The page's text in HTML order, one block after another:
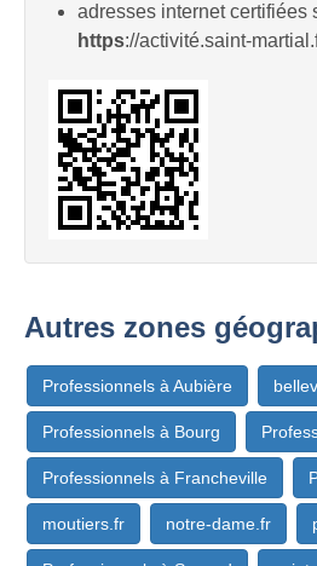
adresses internet certifiées
https://activité.saint-
Autres zones
Professionnels à Aubière
Professionnels à Bourg
Professionnels à Francheville
moutiers.fr notre-dame.fr